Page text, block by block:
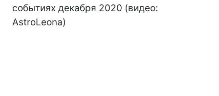
событиях декабря 2020 (видео:
AstroLeona)